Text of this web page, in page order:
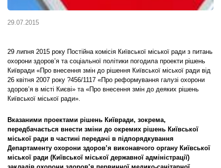
29.07.2015
29 липня 2015 року Постійна комісія Київської міської ради з питань
охорони здоров’я та соціальної політики погодила проекти рішень
Київради «Про внесення змін до рішення Київської міської ради від
26 квітня 2007 року ?456/1117 «Про реформування галузі охорони
здоров’я в місті Києві» та «Про внесення змін до деяких рішень
Київської міської ради».
Вказаними проектами рішень Київради, зокрема,
передбачається внести зміни до окремих рішень Київської
міської ради в частині передачі в підпорядкування
Департаменту охорони здоров’я виконавчого органу Київської
міської ради (Київської міської державної адміністрації)